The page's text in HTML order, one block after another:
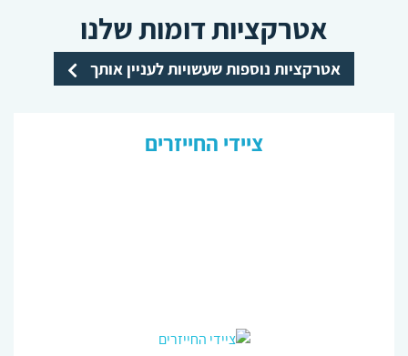
אטרקציות דומות שלנו
אטרקציות נוספות שעשויות לעניין אותך
ציידי החייזרים